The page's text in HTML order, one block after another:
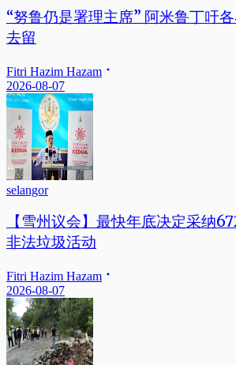
“努鲁仍是署理主席” 阿米鲁丁吁
去留
Fitri Hazim Hazam
2026-08-07
selangor
【雪州议会】最快年底决定采纳
非法垃圾活动
Fitri Hazim Hazam
2026-08-07